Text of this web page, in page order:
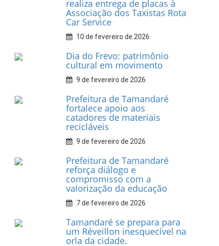
INFORMATIVOS
Prefeitura de Tamandaré
realiza entrega de placas à
Associação dos Taxistas Rota
Car Service
10 de fevereiro de 2026
Dia do Frevo: patrimônio
cultural em movimento
9 de fevereiro de 2026